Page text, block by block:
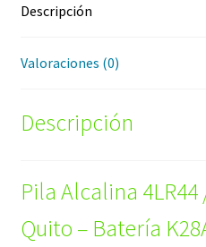
Descripción
Valoraciones (0)
Descripción
Pila Alcalina 4LR44
Quito – Batería